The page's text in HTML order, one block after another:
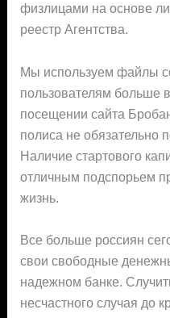
физлицами на основе
реестр Агентства.
Мы используем файлы
пользователям больше
посещении сайта
полиса не обязательно
Наличие стартового
отличным подспорьем
жизнь.
Все больше россиян
свои свободные
надежном банке.
несчастного случая до